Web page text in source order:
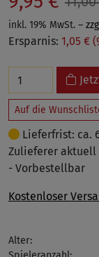
inkl. 19% MwSt. –
Ersparnis: 1,05 €
Auf die
Lieferfrist: ca.
Zulieferer aktuell
- Vorbestellbar
Kostenloser
Alter: